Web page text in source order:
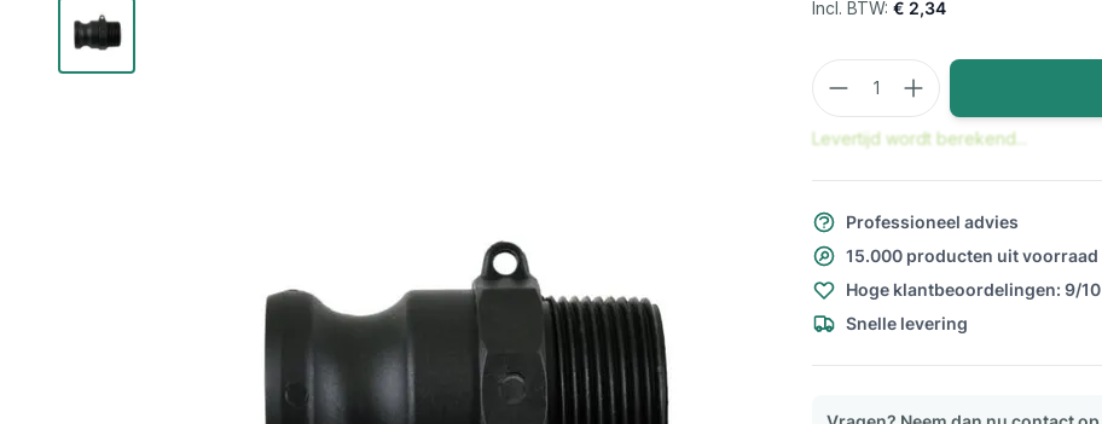
€ 2,34
Aantal
Levertijd wordt berekend...
Professioneel advies
15.000 producten uit voorraad
Hoge klantbeoordelingen: 9/10
Snelle levering